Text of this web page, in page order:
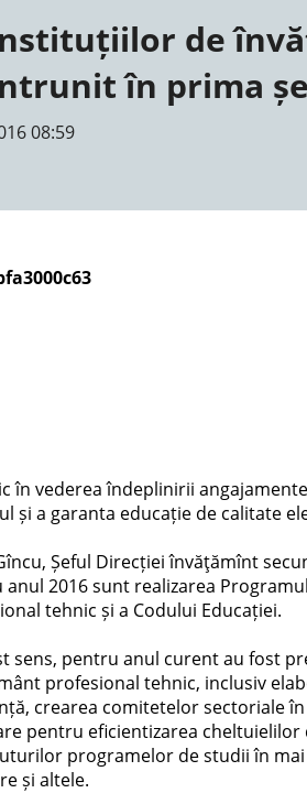
de
în prima
08:59
în vederea îndeplinirii
și a garanta educație de calitate
Șeful Direcției învăţămînt
anul 2016 sunt realizarea
tehnic și a Codului Educației.
sens, pentru anul curent au fost
profesional tehnic, inclusiv
crearea comitetelor sectoriale
pentru eficientizarea
programelor de studii în
și altele.